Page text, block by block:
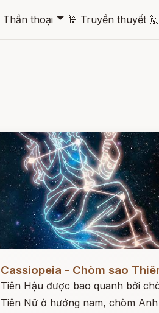
Thần thoại 🞃 🕌 Truyền thuyết 🙋
Cassiopeia - Chòm sao
Tiên Hậu được bao quanh bởi
Tiên Nữ ở hướng nam, chòm